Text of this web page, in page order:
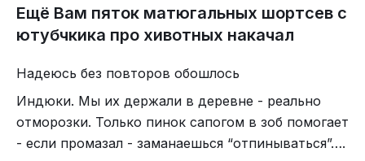
Ещё Вам пяток матюгальных шортсев с
ютубчкика про хивотных накачал
Надеюсь без повторов обошлось
Индюки. Мы их держали в деревне - реально
отморозки. Только пинок сапогом в зоб помогает
- если промазал - заманаешься “отпинываться”….